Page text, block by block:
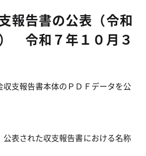
報告書の公表（令和
令和７年１０月３
収支報告書本体のＰＤＦデータを公
表された収支報告書における名称